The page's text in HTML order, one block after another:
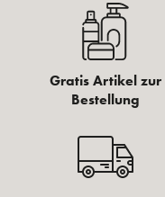
Gratis Artikel zur
Bestellung